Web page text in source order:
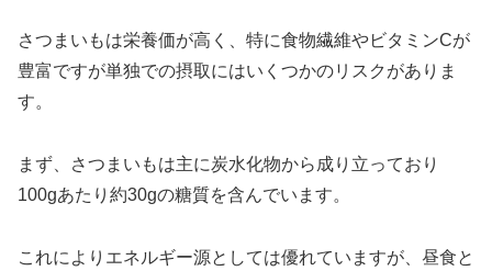
さつまいもは栄養価が高く、特に食物繊維やビタミンCが
豊富ですが単独での摂取にはいくつかのリスクがありま
す。
まず、さつまいもは主に炭水化物から成り立っており
100gあたり約30gの糖質を含んでいます。
これによりエネルギー源としては優れていますが、昼食と